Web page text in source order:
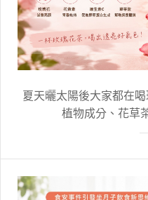
夏天曬太陽後大家都在
植物成分、花草